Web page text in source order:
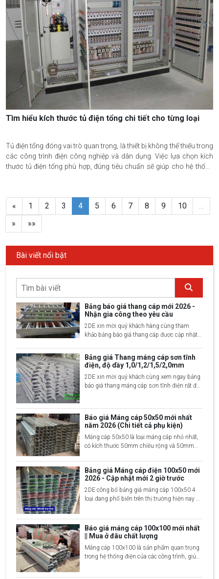
Tìm hiểu kích thước tủ điện tổng chi tiết cho từng loại
Tủ điện tổng đóng vai trò quan trọng, là thiết bị không thể thiếu trong
các công trình điện công nghiệp và dân dụng. Việc lựa chọn kích
thước tủ điện tổng phù hợp, đúng tiêu chuẩn sẽ giúp cho hệ thống
qua phần nội dung sau đây.
« 1 2 3 4 5 6 7 8 9 10
…
»
»»
Bài viết nổi bật
Bảng báo giá thang cáp mới 2026 -
Nhận gia công theo yêu cầu
2DE xin mời quý khách hàng cùng tham
khảo bảng báo giá thang cáp được cập nhật
đang phổ biến trên thị trường hiện nay
Bảng giá Thang máng cáp sơn tĩnh
điện, độ dầy 1,0/1,2/1,5/2,0mm
2DE xin mời quý khách cùng xem ngay bảng
báo giá thang máng cáp sơn tĩnh điện rất đầy
Báo giá Máng cáp 50x50 mới nhất
năm 2026 (Chi tiết cả phụ kiện)
Máng cáp 50x50 là loại máng cáp nhỏ nhất,
có kích thước 50mm chiều rộng và 50mm
công trình xây dựng và hệ thống điện công
nghiệp, dân dụng,...
Bảng giá Máng cáp điện 100x50 mới
2026 - Cập nhật mới 2 giờ trước
2DE công bố bảng giá máng cáp 100x50 4
loại đang phổ biến trên thị trường hiện nay đó
xem chi tiết
Báo giá máng cáp 100x100 mới nhất
|| Mua ở đâu chất lượng
Máng cáp 100x100 là sản phẩm quan trọng
trong hệ thống điện của các công trình, giúp